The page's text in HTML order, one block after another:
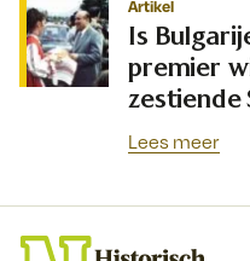
Artikel
Is
premier
Lees meer